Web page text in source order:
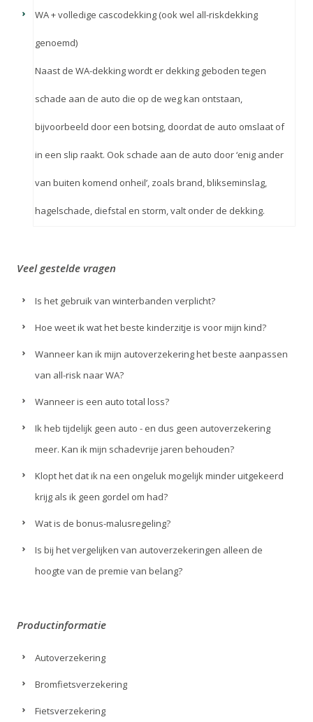
WA + volledige cascodekking (ook wel all-riskdekking
genoemd)
Naast de WA-dekking wordt er dekking geboden tegen
schade aan de auto die op de weg kan ontstaan,
bijvoorbeeld door een botsing, doordat de auto omslaat of
in een slip raakt. Ook schade aan de auto door ‘enig ander
van buiten komend onheil’, zoals brand, blikseminslag,
hagelschade, diefstal en storm, valt onder de dekking.
Veel gestelde vragen
Is het gebruik van winterbanden verplicht?
Hoe weet ik wat het beste kinderzitje is voor mijn kind?
Wanneer kan ik mijn autoverzekering het beste aanpassen
van all-risk naar WA?
Wanneer is een auto total loss?
Ik heb tijdelijk geen auto - en dus geen autoverzekering
meer. Kan ik mijn schadevrije jaren behouden?
Klopt het dat ik na een ongeluk mogelijk minder uitgekeerd
krijg als ik geen gordel om had?
Wat is de bonus-malusregeling?
Is bij het vergelijken van autoverzekeringen alleen de
hoogte van de premie van belang?
Productinformatie
Autoverzekering
Bromfietsverzekering
Fietsverzekering